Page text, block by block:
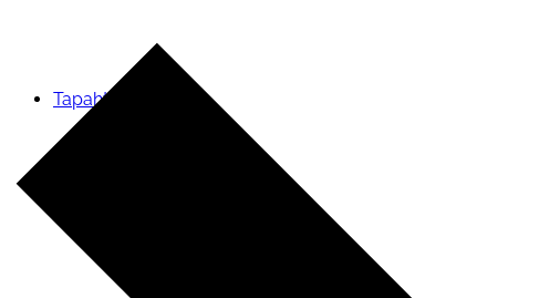
Tapahtumat